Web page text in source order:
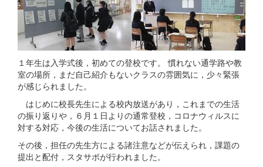
１年生は入学式後，初めての登校です。 慣れない通学路や教
室の場所，まだ自己紹介もないクラスの雰囲気に，少々緊張
が感じられました。
はじめに校長先生による校内放送があり，これまでの生活
の振り返りや，６月１日よりの通常登校，コロナウィルスに
対する対応，今後の生活についてお話されました。
その後，担任の先生方による諸注意などが伝えられ，課題の
提出と配付，スタサポが行われました。